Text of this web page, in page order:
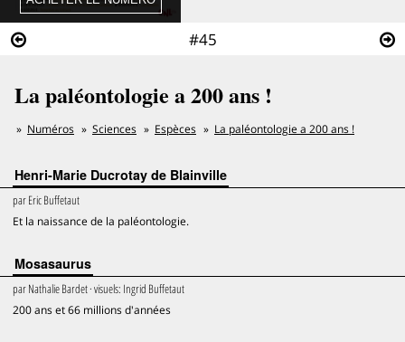
#45
La paléontologie a 200 ans !
Numéros Sciences Espèces La paléontologie a 200 ans !
Henri-Marie Ducrotay de Blainville
parEric Buffetaut
Et la naissance de la paléontologie.
Mosasaurus
parNathalie Bardet· visuels: Ingrid Buffetaut
200 ans et 66 millions d'années